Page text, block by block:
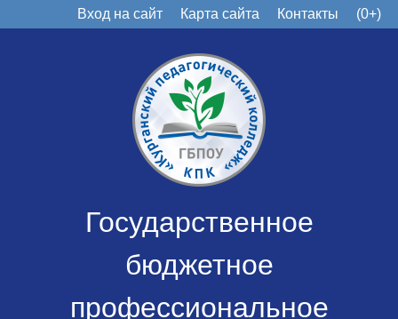
Вход на сайт Карта сайта Контакты (0+)
Государственное
бюджетное
профессиональное